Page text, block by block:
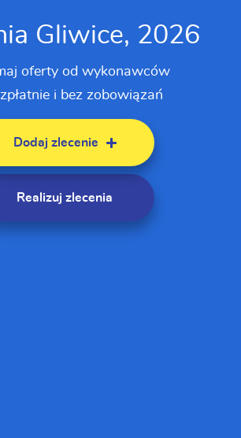
Gliwice, 2026
oferty od wykonawców
i bez zobowiązań
Dodaj zlecenie
Realizuj zlecenia